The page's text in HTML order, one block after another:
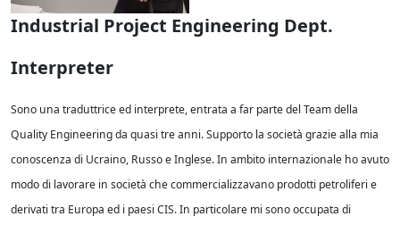
Industrial Project Engineering Dept.
Interpreter
Sono una traduttrice ed interprete, entrata a far parte del Team della
Quality Engineering da quasi tre anni. Supporto la società grazie alla mia
conoscenza di Ucraino, Russo e Inglese. In ambito internazionale ho avuto
modo di lavorare in società che commercializzavano prodotti petroliferi e
derivati tra Europa ed i paesi CIS. In particolare mi sono occupata di